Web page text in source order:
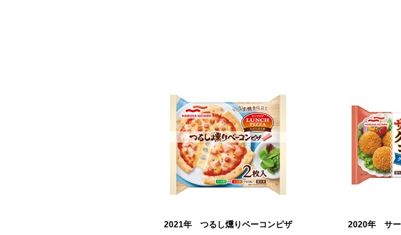
2021年 つるし燻りベーコンピザ 2020年 サー